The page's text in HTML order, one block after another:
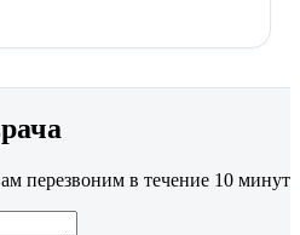
перезвоним в течение 10 минут